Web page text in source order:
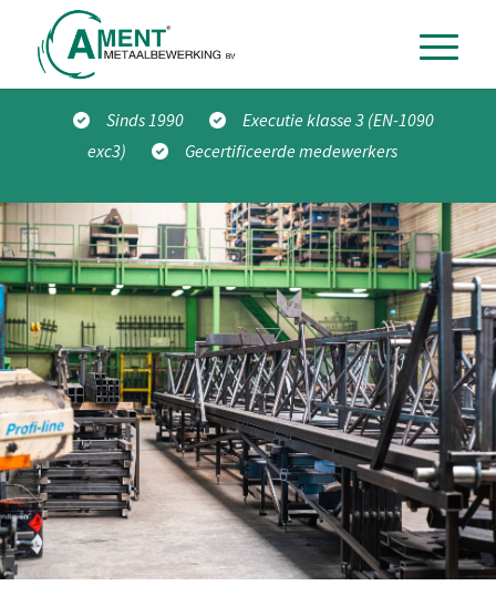
Sinds 1990
Executie klasse 3 (EN-1090
exc3)
Gecertificeerde medewerkers